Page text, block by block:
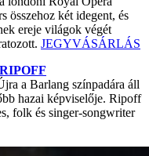
összehoz két idegent, és
ereje világok végét
JEGYVÁSÁRLÁS
RIPOFF
a Barlang színpadára áll
hazai képviselője. Ripoff
folk és singer-songwriter